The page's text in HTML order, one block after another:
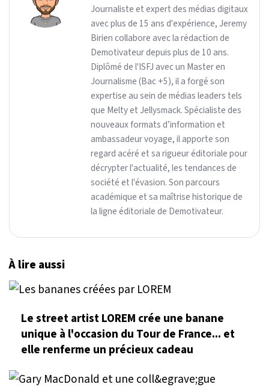
Journaliste et expert des médias digitaux
avec plus de 15 ans d'expérience, Jeremy
Birien collabore avec la rédaction de
Demotivateur depuis plus de 10 ans.
Diplômé de l'ISFJ avec un Master en
Journalisme (Bac +5), il a forgé son
expertise au sein de médias leaders tels
que Melty et Jellysmack. Spécialiste des
nouveaux formats d’information et
ambassadeur voyage, il apporte son
regard acéré et sa rigueur éditoriale pour
décrypter l'actualité, les tendances de
société et l'évasion. Son parcours
académique et sa maîtrise historique de
la ligne éditoriale de Demotivateur.
À lire aussi
Le street artist LOREM crée une banane
unique à l'occasion du Tour de France... et
elle renferme un précieux cadeau